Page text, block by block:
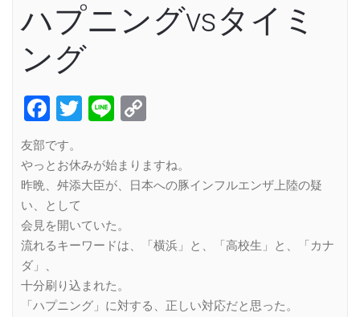
ハプニングvsタイミ
ング
Facebook
Twitter
Line
友部です。
やっとお休みが始まりますね。
昨晩、舛添大臣が、日本への豚インフルエンザ上陸の疑
い、として
会見を開いていた。
流れるキーワードは、「横浜」と、「高校生」と、「カナ
ダ」、
十分刷り込まれた。
「ハプニング」に対する、正しい対応だと思った。